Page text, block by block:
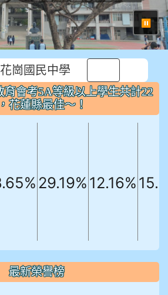
⏸
崗國民中學
育會考5A等級以上學生共計22
花蓮縣最佳～！
教育會考5A等級以上
，花蓮縣最佳～！
數學 社會
自
29.19% 12.16%
作文5
最新榮譽榜